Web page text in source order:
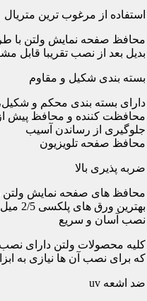
استفاده از مرغوب ترین متریال
محافظ صفحه نمایش ولتن با
بدیل بعد از نصب تقریبا قابل
بسته بندی شکیل و مقاوم
دارای بسته بندی محکم و
محافظت کننده و محافظ پیش
جلوگیری از رساندن آسیب
محافظ صفحه تلویزیون
ضربه پذیری بالا
محافظ های صفحه نمایش ولتن
بهترین ورق های پلکسی 2/5 میل و 2/8 میل تایوانی ساخته شدند.
نصب آسان و سریع
کلیه محصولات ولتن دارای
که برای نصب آن ها نیازی به
ضد اشعه uv